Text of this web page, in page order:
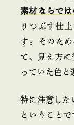
素材ならで
りつぶす仕
す。そのた
て、見え方
っていた色と
特に注意した
ということ